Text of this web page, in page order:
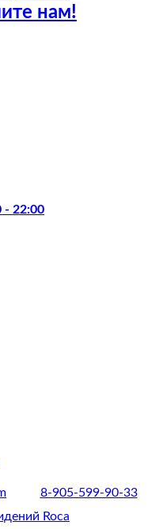
нам!
- 22:00
8-905-599-90-33
Roca